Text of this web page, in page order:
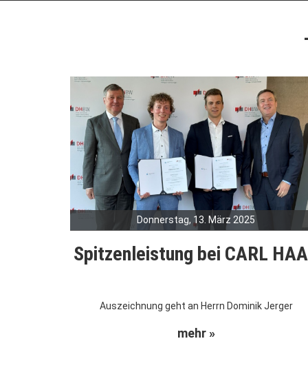
Donnerstag, 13. März 2025
Spitzenleistung bei CARL
Auszeichnung geht an Herrn Dominik Jerger
mehr »